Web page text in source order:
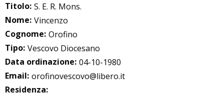
Titolo: S. E. R. Mons.
Nome: Vincenzo
Cognome: Orofino
Tipo: Vescovo Diocesano
Data ordinazione: 04-10-1980
Email: orofinovescovo@libero.it
Residenza: